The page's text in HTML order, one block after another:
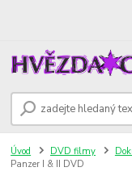
Úvod DVD filmy
Panzer I & II DVD